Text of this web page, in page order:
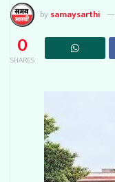
bysamaysarthi
0
SHARES